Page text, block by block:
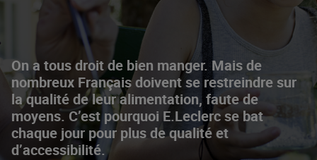
On a tous droit de bien manger. Mais de
nombreux Français doivent se restreindre sur
la qualité de leur alimentation, faute de
moyens. C’est pourquoi E.Leclerc se bat
chaque jour pour plus de qualité et
d’accessibilité.